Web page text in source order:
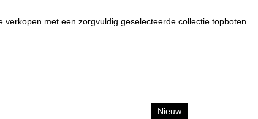
met een zorgvuldig geselecteerde collectie topboten.
Nieuw